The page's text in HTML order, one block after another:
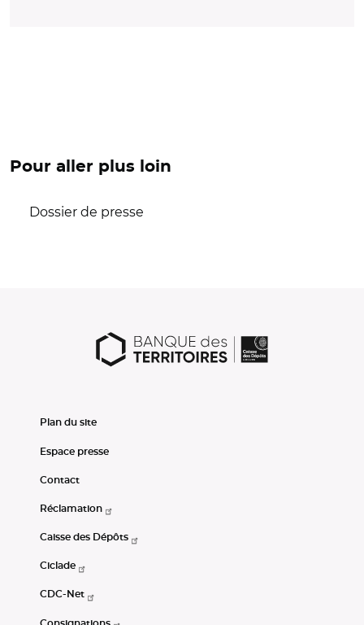
Pour aller plus loin
Dossier de presse
Plan du site
Espace presse
Contact
Réclamation
Caisse des Dépôts
Ciclade
CDC-Net